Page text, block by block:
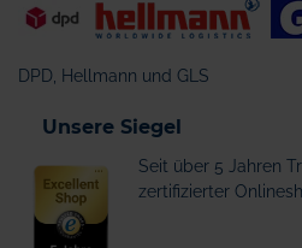
DPD, Hellmann und GLS
Unsere Siegel
Seit über 5 Jahren
zertifizierter